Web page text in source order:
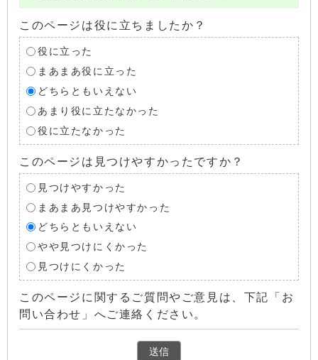
このページは役に立ちましたか？
役に立った
まあまあ役に立った
どちらともいえない
あまり役に立たなかった
役に立たなかった
このページは見つけやすかったですか？
見つけやすかった
まあまあ見つけやすかった
どちらともいえない
やや見つけにくかった
見つけにくかった
このページに関するご質問やご意見は、下記「お
問い合わせ」へご連絡ください。